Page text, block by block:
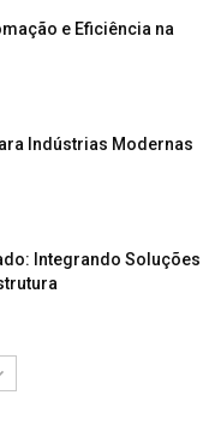
e Eficiência na
Indústrias Modernas
Integrando Soluções